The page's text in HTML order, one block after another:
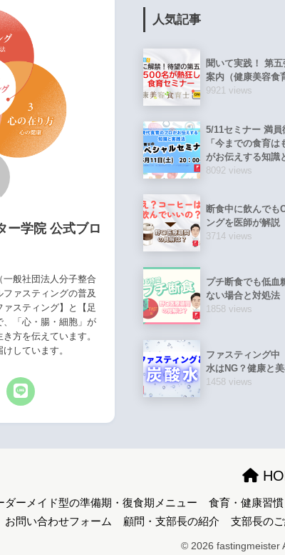
ー学院 公式ブロ
般社団法人分子整合
ァスティングの普及
スティング】と【足
、「心・腸・細胞」が
方を伝えています。
しています。
人気記事
聞いて実践！ 第
案内（健康美容食
9921 views
5/11セミナー 満
「今までの食育
がお伝えする知識
8092 views
断食中に飲んでも
ングを医師が解説
3714 views
プチ断食でも低血
ない場合と対処法
1858 views
ファスティング中
水はNG？健康と
1458 views
ダーメイド型の準備期・復食期メニュー 食育・健康習慣
お問い合わせフォーム
顧問・支部長の紹介 支部長の
© 2026 fastingmeister